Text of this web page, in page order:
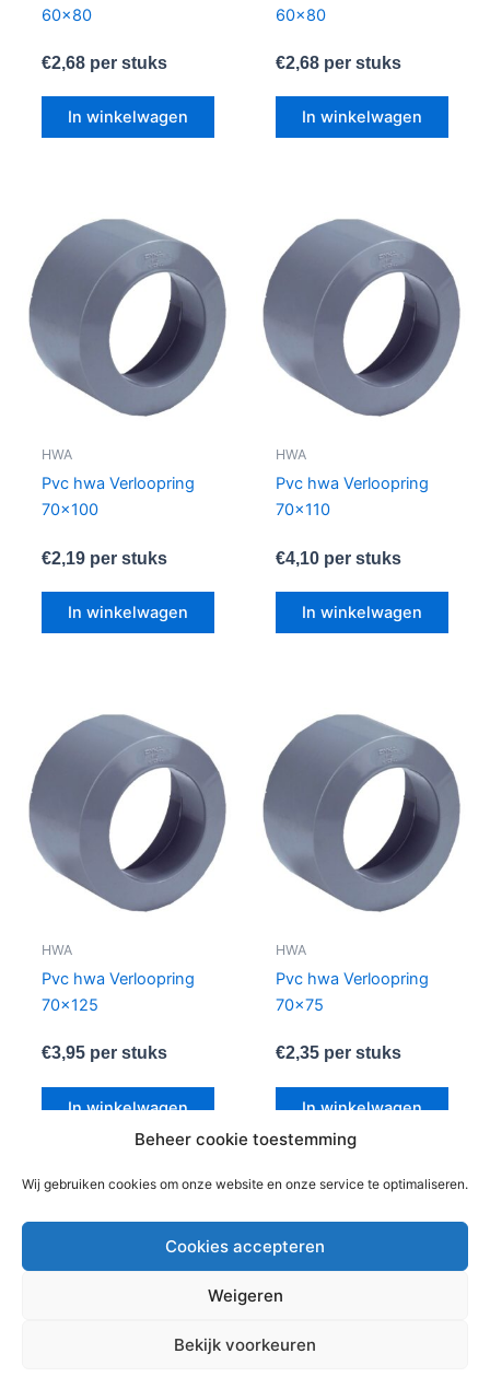
Beheer cookie toestemming
Wij gebruiken cookies om onze website en onze service te optimaliseren.
Cookies accepteren
Weigeren
Bekijk voorkeuren
60×80
€2,68per stuks
In winkelwagen
60×80
€2,68per stuks
In winkelwagen
HWA
Pvc hwa Verloopring
70×100
€2,19per stuks
In winkelwagen
HWA
Pvc hwa Verloopring
70×110
€4,10per stuks
In winkelwagen
HWA
Pvc hwa Verloopring
70×125
€3,95per stuks
In winkelwagen
HWA
Pvc hwa Verloopring
70×75
€2,35per stuks
In winkelwagen
doorAstra WordPress thema